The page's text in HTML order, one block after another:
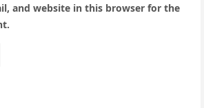
and website in this browser for the